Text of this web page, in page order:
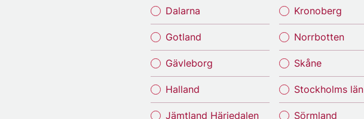
Dalarna
Gotland
Gävleborg
Halland
Jämtland Härjedalen
Kronoberg
Norrbotten
Skåne
Stockholms län
Sörmland